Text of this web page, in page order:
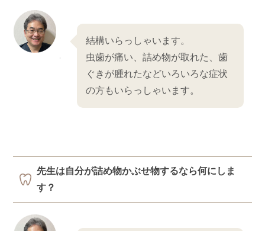
結構いらっしゃいます。
虫歯が痛い、詰め物が取れた、歯
ぐきが腫れたなどいろいろな症状
の方もいらっしゃいます。
先生は自分が詰め物かぶせ物するなら何にしま
す？